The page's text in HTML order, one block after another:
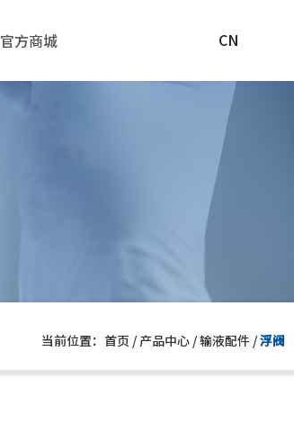
官方商城
官方商城 CN
当前位置：首页 / 产品中心 /输液配件 /浮阀